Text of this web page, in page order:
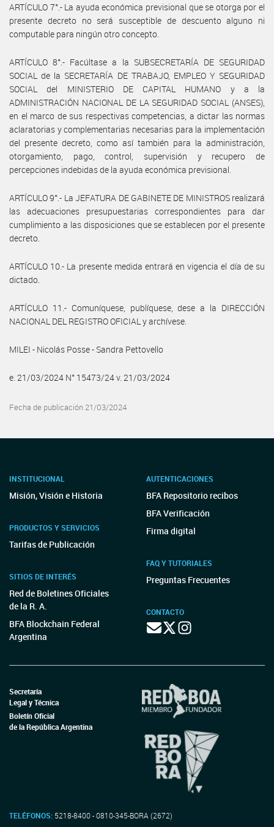
ARTÍCULO 7°.- La ayuda económica previsional que se otorga por el
presente decreto no será susceptible de descuento alguno ni
computable para ningún otro concepto.
ARTÍCULO 8°.- Facúltase a la SUBSECRETARÍA DE SEGURIDAD
SOCIAL de la SECRETARÍA DE TRABAJO, EMPLEO Y SEGURIDAD
SOCIAL del MINISTERIO DE CAPITAL HUMANO y a la
ADMINISTRACIÓN NACIONAL DE LA SEGURIDAD SOCIAL (ANSES),
en el marco de sus respectivas competencias, a dictar las normas
aclaratorias y complementarias necesarias para la implementación
del presente decreto, como así también para la administración,
otorgamiento, pago, control, supervisión y recupero de
percepciones indebidas de la ayuda económica previsional.
ARTÍCULO 9°.- La JEFATURA DE GABINETE DE MINISTROS realizará
las adecuaciones presupuestarias correspondientes para dar
cumplimiento a las disposiciones que se establecen por el presente
decreto.
ARTÍCULO 10.- La presente medida entrará en vigencia el día de su
dictado.
ARTÍCULO 11.- Comuníquese, publíquese, dese a la DIRECCIÓN
NACIONAL DEL REGISTRO OFICIAL y archívese.
MILEI - Nicolás Posse - Sandra Pettovello
e. 21/03/2024 N° 15473/24 v. 21/03/2024
Fecha de publicación 21/03/2024
INSTITUCIONAL
Misión, Visión e Historia
PRODUCTOS Y SERVICIOS
Tarifas de Publicación
SITIOS DE INTERÉS
Red de Boletines Oficiales
de la R. A.
BFA Blockchain Federal
Argentina
AUTENTICACIONES
BFA Repositorio recibos
BFA Verificación
Firma digital
FAQ Y TUTORIALES
Preguntas Frecuentes
CONTACTO
Secretaría
Legal y Técnica
Boletín Oficial
de la República Argentina
TELÉFONOS: 5218-8400 - 0810-345-BORA (2672)